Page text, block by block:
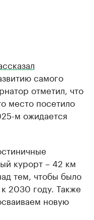
самого
отметил, что
место посетило
м ожидается
курорт – 42 км
тем, чтобы было
2030 году. Также
новую